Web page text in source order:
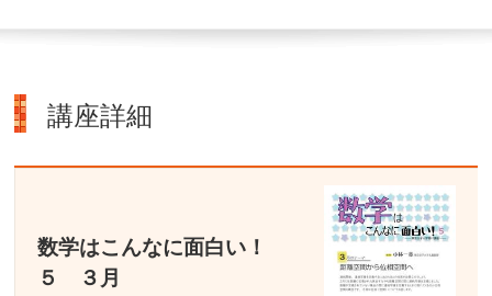
講座詳細
数学はこんなに面白い！
５ ３月